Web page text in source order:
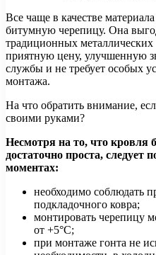
Все чаще в качестве
битумную черепицу. Она
традиционных
приятную цену, улучшенную
службы и не требует особых
монтажа.
На что обратить внимание,
своими руками?
Несмотря на то, что кровля
достаточно проста, следует
моментах:
необходимо соблюдать
подкладочного ковра;
монтировать черепицу
от +5°С;
при монтаже гонта не